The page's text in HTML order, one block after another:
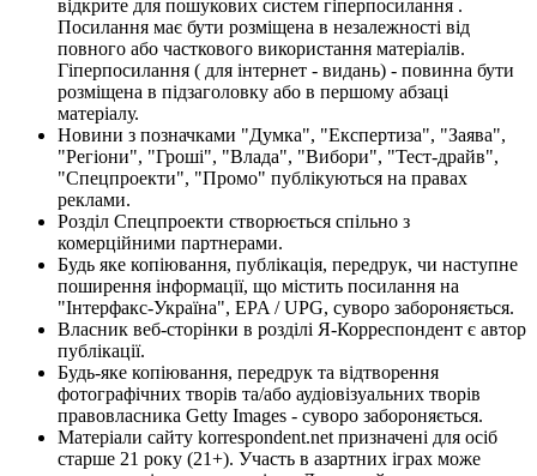
відкрите для пошукових систем гіперпосилання .
Посилання має бути розміщена в незалежності від
повного або часткового використання матеріалів.
Гіперпосилання ( для інтернет - видань) - повинна бути
розміщена в підзаголовку або в першому абзаці
матеріалу.
Новини з позначками "Думка", "Експертиза", "Заява",
"Регіони", "Гроші", "Влада", "Вибори", "Тест-драйв",
"Спецпроекти", "Промо" публікуються на правах
реклами.
Розділ Спецпроекти створюється спільно з
комерційними партнерами.
Будь яке копіювання, публікація, передрук, чи наступне
поширення інформації, що містить посилання на
"Інтерфакс-Україна", EPA / UPG, суворо забороняється.
Власник веб-сторінки в розділі Я-Корреспондент є автор
публікації.
Будь-яке копіювання, передрук та відтворення
фотографічних творів та/або аудіовізуальних творів
правовласника Getty Images - суворо забороняється.
Матеріали сайту korrespondent.net призначені для осіб
старше 21 року (21+). Участь в азартних іграх може